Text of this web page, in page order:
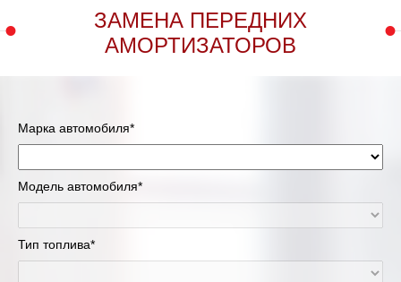
ЗАМЕНА ПЕРЕДНИХ
АМОРТИЗАТОРОВ
Марка автомобиля*
Модель автомобиля*
Тип топлива*